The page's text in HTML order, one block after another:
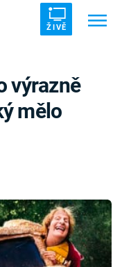
ŽIVĚ
výrazně
mělo